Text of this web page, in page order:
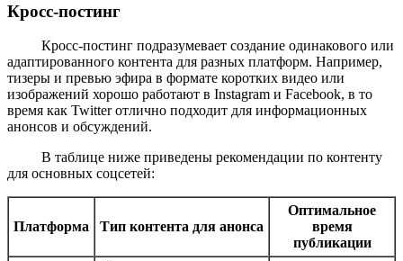
Кросс-постинг
Кросс-постинг подразумевает создание одинакового или
адаптированного контента для разных платформ. Например,
тизеры и превью эфира в формате коротких видео или
изображений хорошо работают в Instagram и Facebook, в то
время как Twitter отлично подходит для информационных
анонсов и обсуждений.
В таблице ниже приведены рекомендации по контенту
для основных соцсетей:
Платформа Тип контента для анонса
Оптимальное
время
публикации